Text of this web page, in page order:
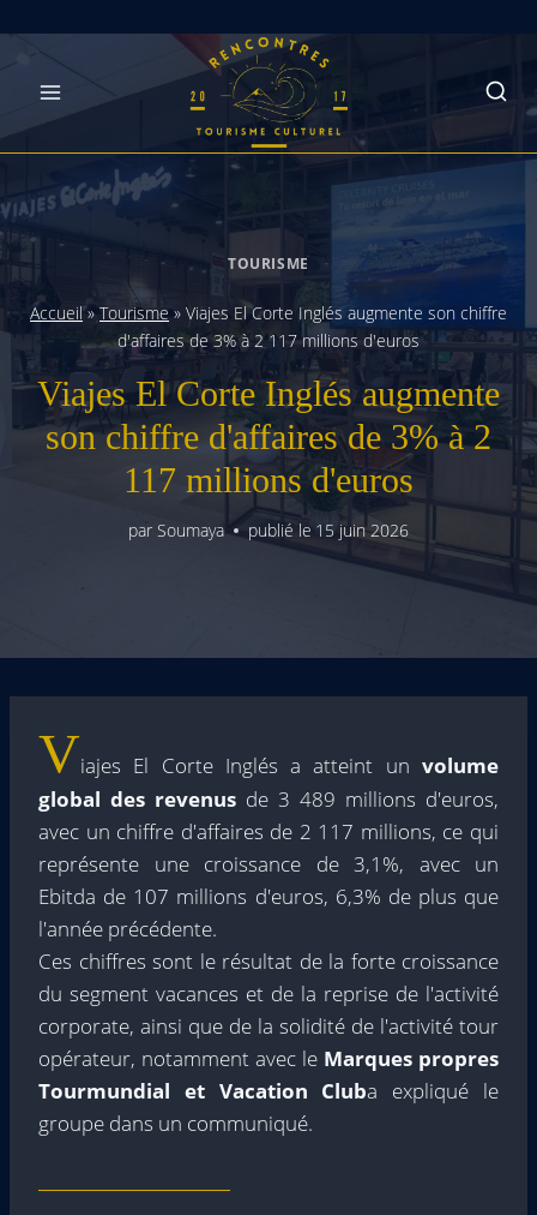
TOURISME
Accueil» Tourisme» Viajes El Corte Inglés augmente son chiffre
d'affaires de 3% à 2 117 millions d'euros
Viajes El Corte Inglés augmente
son chiffre d'affaires de 3% à 2
117 millions d'euros
par Soumaya publié le 15 juin 2026
Viajes El Corte Inglés a atteint un volume
global des revenus de 3 489 millions d'euros,
avec un chiffre d'affaires de 2 117 millions, ce qui
représente une croissance de 3,1%, avec un
Ebitda de 107 millions d'euros, 6,3% de plus que
l'année précédente.
Ces chiffres sont le résultat de la forte croissance
du segment vacances et de la reprise de l'activité
corporate, ainsi que de la solidité de l'activité tour
opérateur, notamment avec le Marques propres
Tourmundial et Vacation Cluba expliqué le
groupe dans un communiqué.